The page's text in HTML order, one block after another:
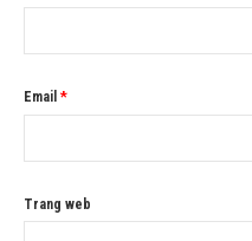
Email *
Trang web